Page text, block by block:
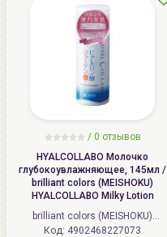
/ 0 отзывов
HYALCOLLABO Молочко
глубокоувлажняющее, 145мл /
brilliant colors (MEISHOKU)
HYALCOLLABO Milky Lotion
brilliant colors (MEISHOKU)
(Япония)
Код: 4902468227073